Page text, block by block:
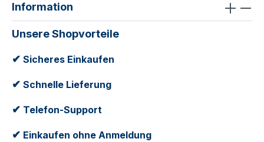
Information
Unsere Shopvorteile
✔ Sicheres Einkaufen
✔ Schnelle Lieferung
✔ Telefon-Support
✔ Einkaufen ohne Anmeldung